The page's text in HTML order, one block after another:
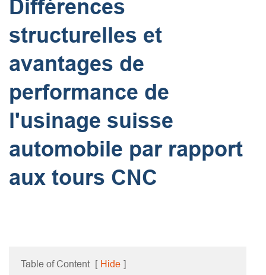
Différences
structurelles et
avantages de
performance de
l'usinage suisse
automobile par rapport
aux tours CNC
Table of Content [ Hide ]